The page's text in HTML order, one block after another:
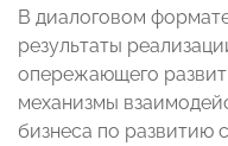
В диалоговом
результаты
опережающего
механизмы
бизнеса по развитию